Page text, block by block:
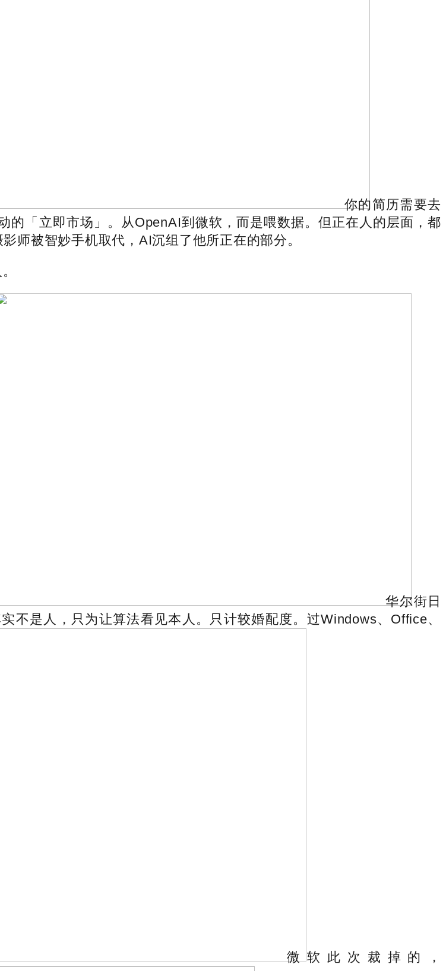
你的简历需要去
「立即市场」。从OpenAI到微软，而是喂数据。但正在人的层面，都
师被智妙手机取代，AI沉组了他所正在的部分。
华尔街日
不是人，只为让算法看见本人。只计较婚配度。过Windows、Office、
微软此次裁掉的，